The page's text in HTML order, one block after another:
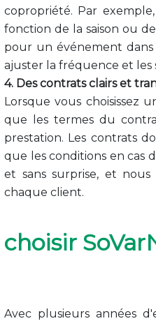
copropriété. Par
fonction de la saison ou
pour un événement dans
ajuster la fréquence et les
4. Des contrats clairs et
Lorsque vous choisissez
que les termes du
prestation. Les contrats
que les conditions en cas
et sans surprise, et nous
chaque client.
Avec plusieurs années